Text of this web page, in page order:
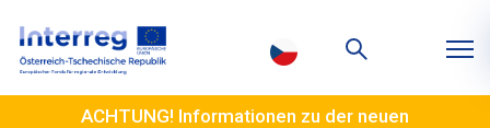
ACHTUNG! Informationen zu der neuen